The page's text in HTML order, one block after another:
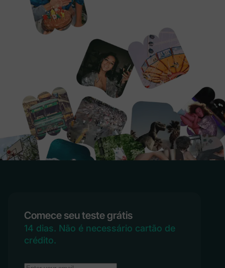
Comece seu teste grátis
14 dias. Não é necessário cartão de
crédito.